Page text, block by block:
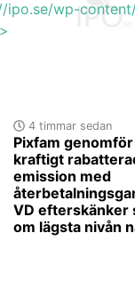
wp-
4 timmar sedan
Pixfam genomför
kraftigt
emission med
VD efterskänker
om lägsta nivån